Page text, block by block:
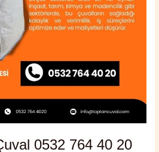
0532 764 40 20